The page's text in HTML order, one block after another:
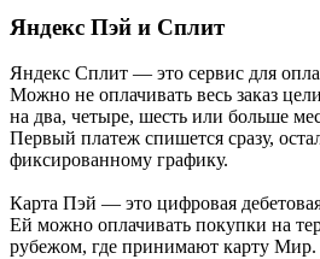
Яндекс Пэй и Сплит
Яндекс Cплит — это сервис для
Можно не оплачивать весь заказ
на два, четыре, шесть или больше
Первый платеж спишется сразу,
фиксированному графику.
Карта Пэй — это цифровая
Ей можно оплачивать покупки на
рубежом, где принимают карту Мир.